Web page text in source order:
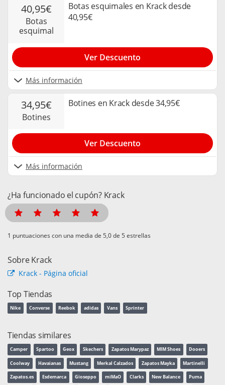
40,95€
botas
esquimal
Botas esquimales en Krack desde
40,95€
Más información
Ver Descuento
34,95€
botines
Botines en Krack desde 34,95€
Más información
Ver Descuento
¿Ha funcionado el cupón? Krack
puntuaciones con una media de de 5 estrellas
Sobre Krack
Krack - Página oficial
Top Tiendas
Nike Converse Reebok adidas Vans Sprinter
Tiendas similares
Camper Spartoo Geox Skechers Zapatos Marypaz MIM Shoes Dooers
Coolway Havaianas Mustang Merkal Calzados Zapatos Mayka Martinelli
Zapatos.es Esdemarca Gioseppo miMaO Clarks New Balance Puma